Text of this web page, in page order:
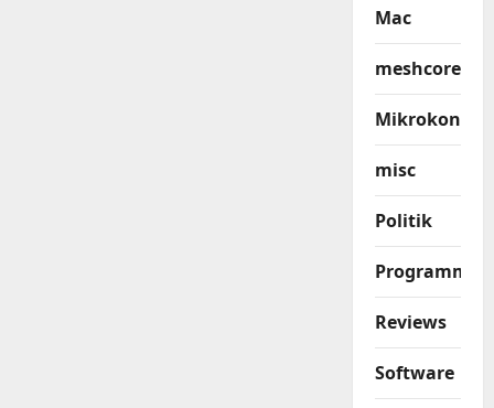
Mac
meshcore
misc
Politik
Reviews
Software